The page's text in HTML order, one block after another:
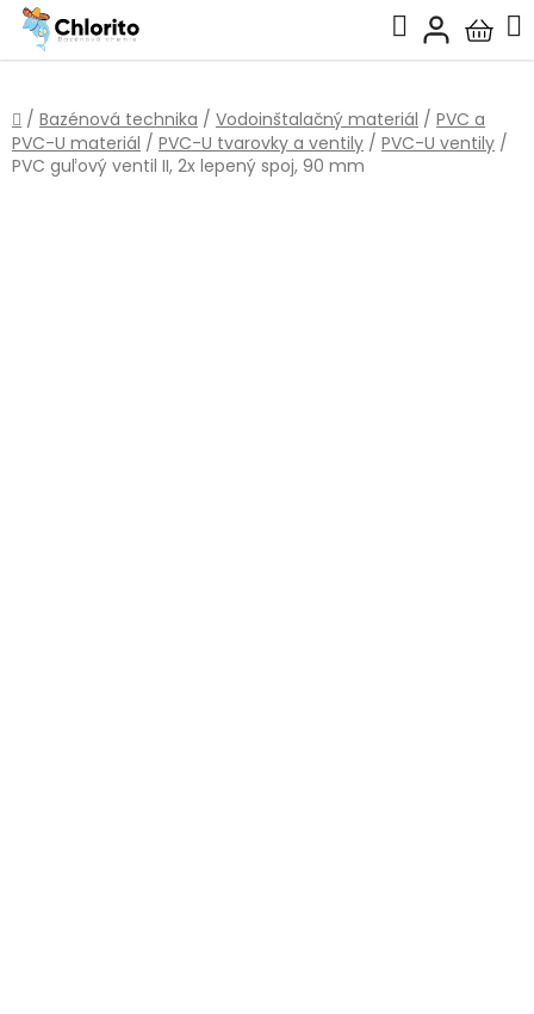
Prejsť
obsah
Hľadať
košík
Domov
/ Bazénová technika / Vodoinštalačný materiál / PVC a
PVC-U materiál / PVC-U tvarovky a ventily / PVC-U ventily /
PVC guľový ventil II, 2x lepený spoj, 90 mm